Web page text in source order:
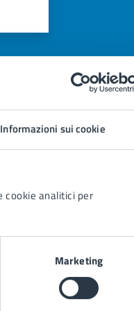
Informazioni sui cookie
cookie analitici per
Marketing